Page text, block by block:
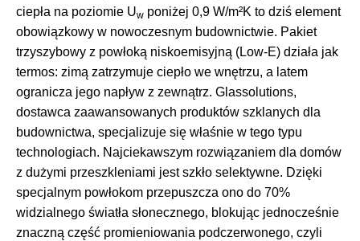
ciepła na poziomie Uw poniżej 0,9 W/m²K to dziś element
obowiązkowy w nowoczesnym budownictwie. Pakiet
trzyszybowy z powłoką niskoemisyjną (Low-E) działa jak
termos: zimą zatrzymuje ciepło we wnętrzu, a latem
ogranicza jego napływ z zewnątrz. Glassolutions,
dostawca zaawansowanych produktów szklanych dla
budownictwa, specjalizuje się właśnie w tego typu
technologiach. Najciekawszym rozwiązaniem dla domów
z dużymi przeszkleniami jest szkło selektywne. Dzięki
specjalnym powłokom przepuszcza ono do 70%
widzialnego światła słonecznego, blokując jednocześnie
znaczną część promieniowania podczerwonego, czyli